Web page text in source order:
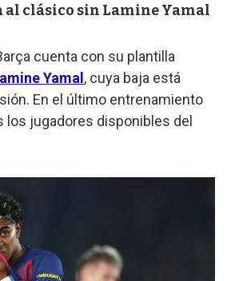
al clásico sin Lamine Yamal
cuenta con su plantilla
Yamal , cuya baja está
En el último entrenamiento
los jugadores disponibles del